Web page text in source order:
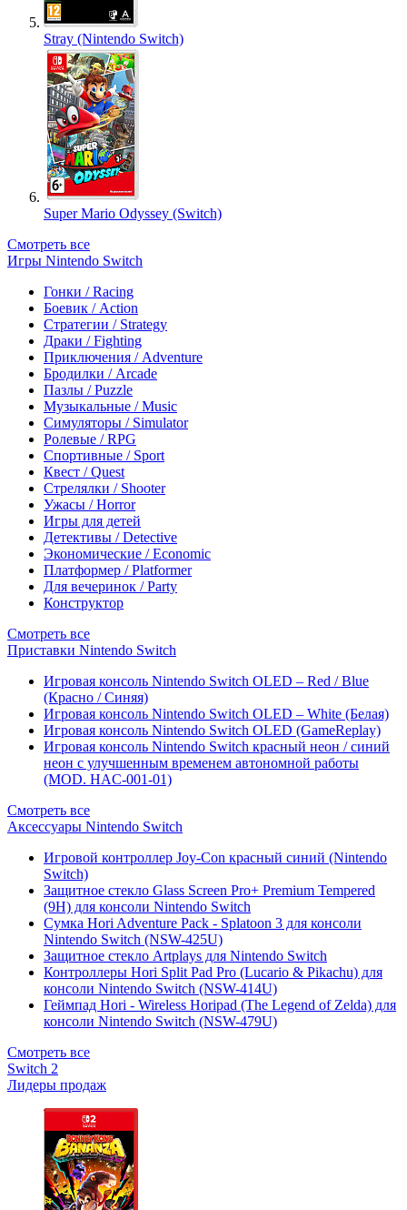
Stray (Nintendo Switch)
Super Mario Odyssey (Switch)
Смотреть все
Игры Nintendo Switch
Гонки / Racing
Боевик / Action
Стратегии / Strategy
Драки / Fighting
Приключения / Adventure
Бродилки / Arcade
Пазлы / Puzzle
Музыкальные / Music
Симуляторы / Simulator
Ролевые / RPG
Спортивные / Sport
Квест / Quest
Стрелялки / Shooter
Ужасы / Horror
Игры для детей
Детективы / Detective
Экономические / Economic
Платформер / Platformer
Для вечеринок / Party
Конструктор
Смотреть все
Приставки Nintendo Switch
Игровая консоль Nintendo Switch OLED – Red / Blue
(Красно / Синяя)
Игровая консоль Nintendo Switch OLED – White (Белая)
Игровая консоль Nintendo Switch OLED (GameReplay)
Игровая консоль Nintendo Switch красный неон / синий
неон с улучшенным временем автономной работы
(MOD. HAC-001-01)
Смотреть все
Аксессуары Nintendo Switch
Игровой контроллер Joy-Con красный синий (Nintendo
Switch)
Защитное стекло Glass Screen Pro+ Premium Tempered
(9H) для консоли Nintendo Switch
Сумка Hori Adventure Pack - Splatoon 3 для консоли
Nintendo Switch (NSW-425U)
Защитное стекло Artplays для Nintendo Switch
Контроллеры Hori Split Pad Pro (Lucario & Pikachu) для
консоли Nintendo Switch (NSW-414U)
Геймпад Hori - Wireless Horipad (The Legend of Zelda) для
консоли Nintendo Switch (NSW-479U)
Смотреть все
Switch 2
Лидеры продаж